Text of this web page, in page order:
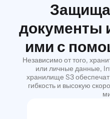
документы
ими с
Независимо от того,
или личные данные,
хранилище S3
гибкость и высокую